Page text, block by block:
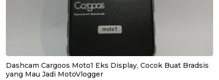
Dashcam Cargoos Moto1 Eks Display, Cocok Buat Bradsis
yang Mau Jadi MotoVlogger